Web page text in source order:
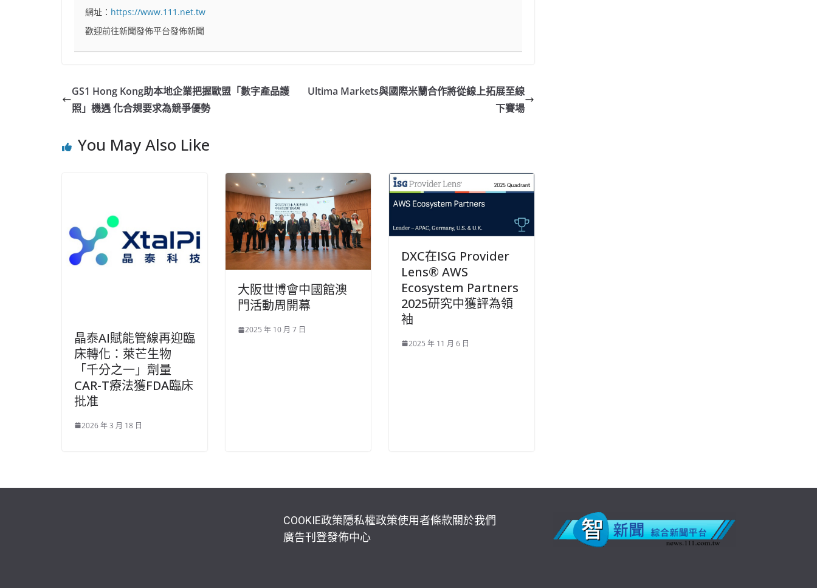
網址： https://www.111.net.tw
歡迎前往新聞發佈平台發佈新聞
GS1 Hong Kong助本地企業把握歐盟「數字產品護
照」機遇 化合規要求為競爭優勢
Ultima Markets與國際米蘭合作將從線上拓展至線
下賽場
You May Also Like
晶泰AI賦能管線再迎臨
床轉化：萊芒生物
「千分之一」劑量
CAR-T療法獲FDA臨床
批准
2026 年 3 月 18 日
大阪世博會中國館澳
門活動周開幕
2025 年 10 月 7 日
DXC在ISG Provider
Lens® AWS
Ecosystem Partners
2025研究中獲評為領
袖
2025 年 11 月 6 日
COOKIE政策隱私權政策使用者條款關於我們
廣告刊登發佈中心